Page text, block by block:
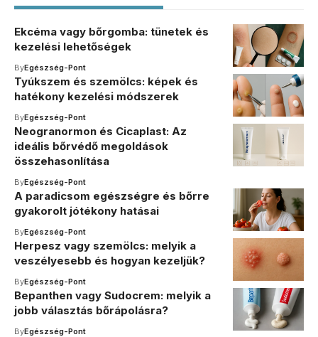
Ekcéma vagy bőrgomba: tünetek és
kezelési lehetőségek
ByEgészség-Pont
Tyúkszem és szemölcs: képek és
hatékony kezelési módszerek
ByEgészség-Pont
Neogranormon és Cicaplast: Az
ideális bőrvédő megoldások
összehasonlítása
ByEgészség-Pont
A paradicsom egészségre és bőrre
gyakorolt jótékony hatásai
ByEgészség-Pont
Herpesz vagy szemölcs: melyik a
veszélyesebb és hogyan kezeljük?
ByEgészség-Pont
Bepanthen vagy Sudocrem: melyik a
jobb választás bőrápolásra?
ByEgészség-Pont